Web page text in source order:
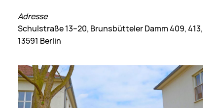
Adresse
Schulstraße 13–20, Brunsbütteler Damm 409, 413,
13591 Berlin